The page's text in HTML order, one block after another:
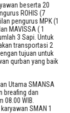
beserta 20
ROHIS (7
pengurus MPK (1
MAVISSA ( 1
3 Sapi. Untuk
transportasi 2
tujuan untuk
qurban yang baik
Utama SMANSA
breafing dan
WIB.
SMAN 1